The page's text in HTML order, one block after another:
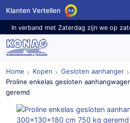
Klanten Vertellen 9,6
In verband met Zaterdag zijn we op
Home Kopen
Gesloten aanhanger
Proline enkelas gesloten
geremd